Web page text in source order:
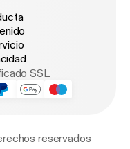
SSL
reservados